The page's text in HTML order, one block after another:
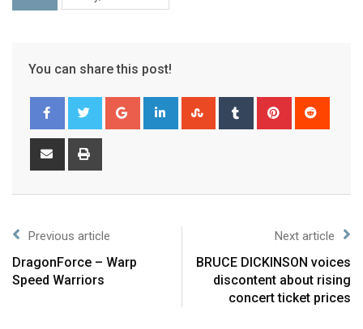
You can share this post!
Previous article
DragonForce – Warp
Speed Warriors
Next article
BRUCE DICKINSON voices
discontent about rising
concert ticket prices